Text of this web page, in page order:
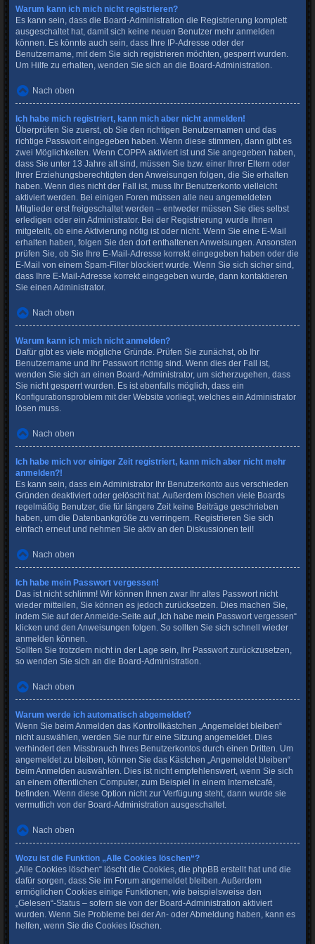
Warum kann ich mich nicht registrieren?
Es kann sein, dass die Board-Administration die Registrierung komplett
ausgeschaltet hat, damit sich keine neuen Benutzer mehr anmelden
können. Es könnte auch sein, dass Ihre IP-Adresse oder der
Benutzername, mit dem Sie sich registrieren möchten, gesperrt wurden.
Um Hilfe zu erhalten, wenden Sie sich an die Board-Administration.
Nach oben
Ich habe mich registriert, kann mich aber nicht anmelden!
Überprüfen Sie zuerst, ob Sie den richtigen Benutzernamen und das
richtige Passwort eingegeben haben. Wenn diese stimmen, dann gibt es
zwei Möglichkeiten. Wenn COPPA aktiviert ist und Sie angegeben haben,
dass Sie unter 13 Jahre alt sind, müssen Sie bzw. einer Ihrer Eltern oder
Ihrer Erziehungsberechtigten den Anweisungen folgen, die Sie erhalten
haben. Wenn dies nicht der Fall ist, muss Ihr Benutzerkonto vielleicht
aktiviert werden. Bei einigen Foren müssen alle neu angemeldeten
Mitglieder erst freigeschaltet werden – entweder müssen Sie dies selbst
erledigen oder ein Administrator. Bei der Registrierung wurde Ihnen
mitgeteilt, ob eine Aktivierung nötig ist oder nicht. Wenn Sie eine E-Mail
erhalten haben, folgen Sie den dort enthaltenen Anweisungen. Ansonsten
prüfen Sie, ob Sie Ihre E-Mail-Adresse korrekt eingegeben haben oder die
E-Mail von einem Spam-Filter blockiert wurde. Wenn Sie sich sicher sind,
dass Ihre E-Mail-Adresse korrekt eingegeben wurde, dann kontaktieren
Sie einen Administrator.
Nach oben
Warum kann ich mich nicht anmelden?
Dafür gibt es viele mögliche Gründe. Prüfen Sie zunächst, ob Ihr
Benutzername und Ihr Passwort richtig sind. Wenn dies der Fall ist,
wenden Sie sich an einen Board-Administrator, um sicherzugehen, dass
Sie nicht gesperrt wurden. Es ist ebenfalls möglich, dass ein
Konfigurationsproblem mit der Website vorliegt, welches ein Administrator
lösen muss.
Nach oben
Ich habe mich vor einiger Zeit registriert, kann mich aber nicht mehr
anmelden?!
Es kann sein, dass ein Administrator Ihr Benutzerkonto aus verschieden
Gründen deaktiviert oder gelöscht hat. Außerdem löschen viele Boards
regelmäßig Benutzer, die für längere Zeit keine Beiträge geschrieben
haben, um die Datenbankgröße zu verringern. Registrieren Sie sich
einfach erneut und nehmen Sie aktiv an den Diskussionen teil!
Nach oben
Ich habe mein Passwort vergessen!
Das ist nicht schlimm! Wir können Ihnen zwar Ihr altes Passwort nicht
wieder mitteilen, Sie können es jedoch zurücksetzen. Dies machen Sie,
indem Sie auf der Anmelde-Seite auf „Ich habe mein Passwort vergessen“
klicken und den Anweisungen folgen. So sollten Sie sich schnell wieder
anmelden können.
Sollten Sie trotzdem nicht in der Lage sein, Ihr Passwort zurückzusetzen,
so wenden Sie sich an die Board-Administration.
Nach oben
Warum werde ich automatisch abgemeldet?
Wenn Sie beim Anmelden das Kontrollkästchen „Angemeldet bleiben“
nicht auswählen, werden Sie nur für eine Sitzung angemeldet. Dies
verhindert den Missbrauch Ihres Benutzerkontos durch einen Dritten. Um
angemeldet zu bleiben, können Sie das Kästchen „Angemeldet bleiben“
beim Anmelden auswählen. Dies ist nicht empfehlenswert, wenn Sie sich
an einem öffentlichen Computer, zum Beispiel in einem Internetcafé,
befinden. Wenn diese Option nicht zur Verfügung steht, dann wurde sie
vermutlich von der Board-Administration ausgeschaltet.
Nach oben
Wozu ist die Funktion „Alle Cookies löschen“?
„Alle Cookies löschen“ löscht die Cookies, die phpBB erstellt hat und die
dafür sorgen, dass Sie im Forum angemeldet bleiben. Außerdem
ermöglichen Cookies einige Funktionen, wie beispielsweise den
„Gelesen“-Status – sofern sie von der Board-Administration aktiviert
wurden. Wenn Sie Probleme bei der An- oder Abmeldung haben, kann es
helfen, wenn Sie die Cookies löschen.